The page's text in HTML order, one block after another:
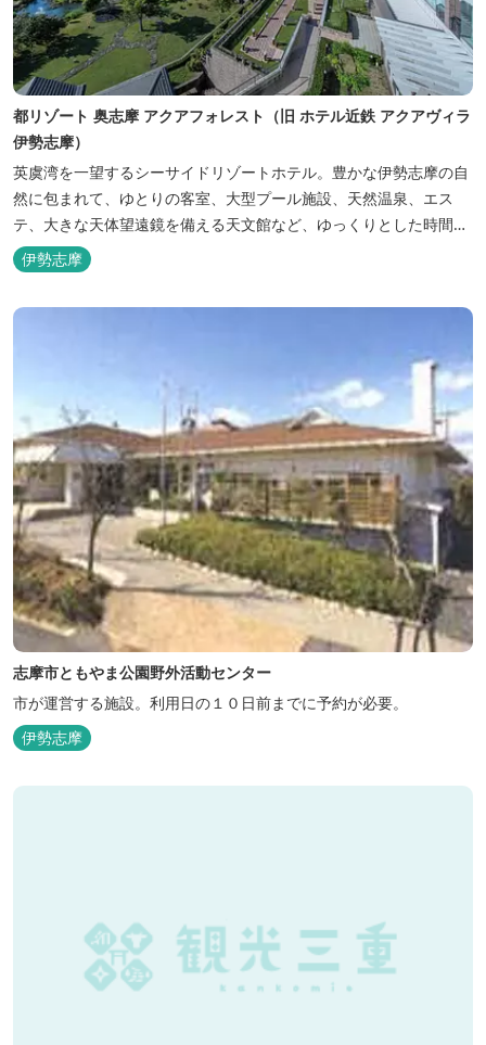
都リゾート 奥志摩 アクアフォレスト（旧 ホテル近鉄 アクアヴィラ
伊勢志摩）
英虞湾を一望するシーサイドリゾートホテル。豊かな伊勢志摩の自
然に包まれて、ゆとりの客室、大型プール施設、天然温泉、エス
テ、大きな天体望遠鏡を備える天文館など、ゆっくりとした時間を
楽しみながら過ごすことができます。 屋内プール：通年 屋外プー
ル：2025年7月19日（土）～8月31日（日）
伊勢志摩
志摩市ともやま公園野外活動センター
市が運営する施設。利用日の１０日前までに予約が必要。
伊勢志摩